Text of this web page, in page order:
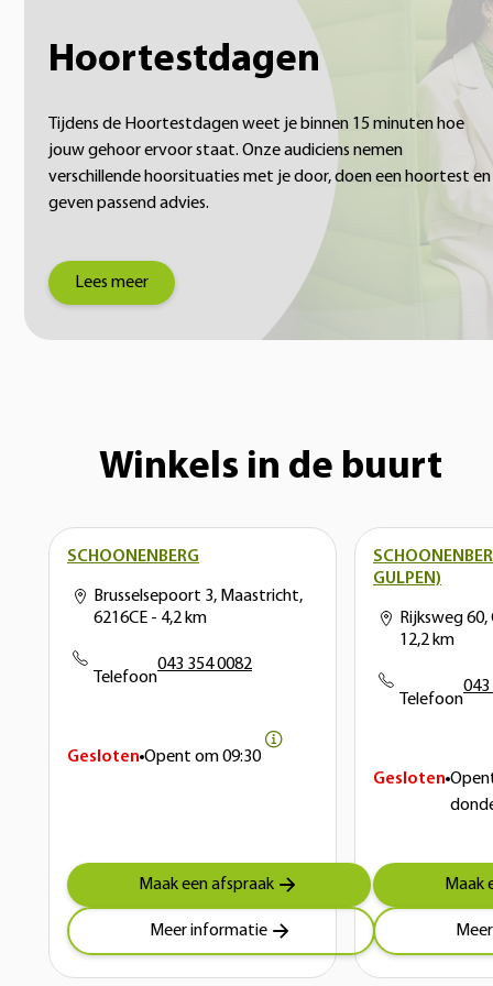
Hoortestdagen
Tijdens de Hoortestdagen weet je binnen 15 minuten hoe
jouw gehoor ervoor staat. Onze audiciens nemen
verschillende hoorsituaties met je door, doen een hoortest en
geven passend advies.
Lees meer
Winkels in de buurt
SCHOONENBERG
Brusselsepoort 3, Maastricht,
6216CE - 4,2 km
Telefoon
043 354 0082
Gesloten Opent om09:30
Maak een afspraak
Meer informatie
GULPEN)
Rijksweg 60,
12,2 km
Telefoon
043
Gesloten
Maak